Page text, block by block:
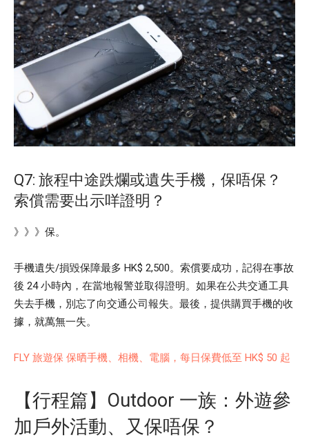
Q7: 旅程中途跌爛或遺失手機，保唔保？
索償需要出示咩證明？
》》》保。
手機遺失/損毀保障最多 HK$ 2,500。索償要成功，記得在事故
後 24 小時內，在當地報警並取得證明。如果在公共交通工具
失去手機，別忘了向交通公司報失。最後，提供購買手機的收
據，就萬無一失。
FLY 旅遊保 保晒手機、相機、電腦，每日保費低至 HK$ 50 起
【行程篇】Outdoor 一族：外遊參
加戶外活動、又保唔保？